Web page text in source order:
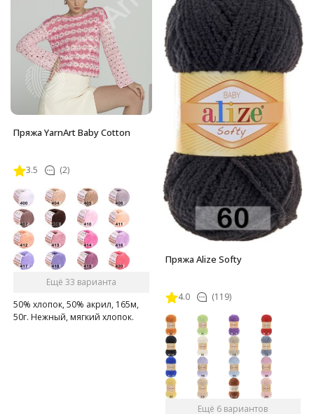
Пряжа YarnArt Baby Cotton
3.5 (2)
Ещё 33 варианта
50% хлопок, 50% акрил, 165м,
50г. Нежный, мягкий хлопок.
Пряжа Alize Softy
4.0 (119)
Ещё 6 вариантов